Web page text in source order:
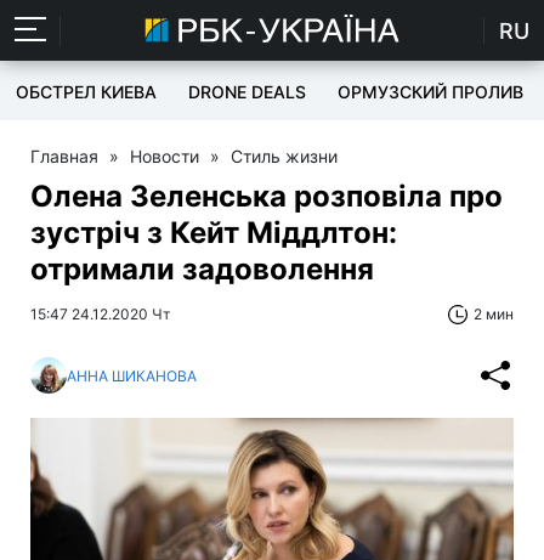
RU
ОБСТРЕЛ КИЕВА DRONE DEALS ОРМУЗСКИЙ ПРОЛИВ
Главная » Новости » Стиль жизни
Олена Зеленська розповіла про
зустріч з Кейт Міддлтон:
отримали задоволення
15:47 24.12.2020 Чт 2 мин
АННА ШИКАНОВА